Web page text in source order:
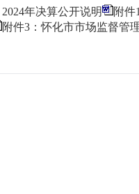
年决算公开说明 附件
附件3：怀化市市场监督管